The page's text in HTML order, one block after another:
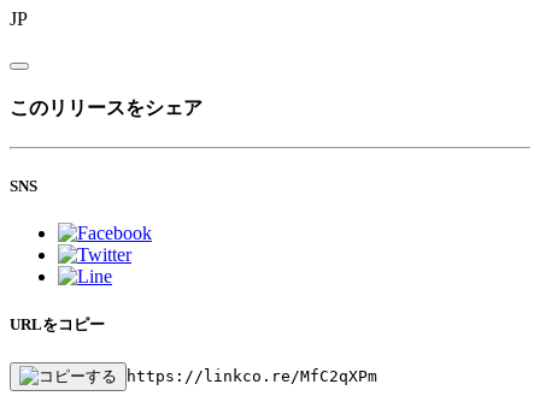
JP
このリリースをシェア
SNS
URLをコピー
https://linkco.re/MfC2qXPm